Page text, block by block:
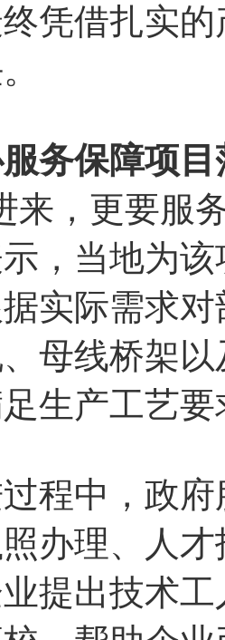
凭借扎实
务保障项目
来，更要服
，当地为
实际需求
母线桥架
生产工艺要
程中，政
办理、人
提出技术